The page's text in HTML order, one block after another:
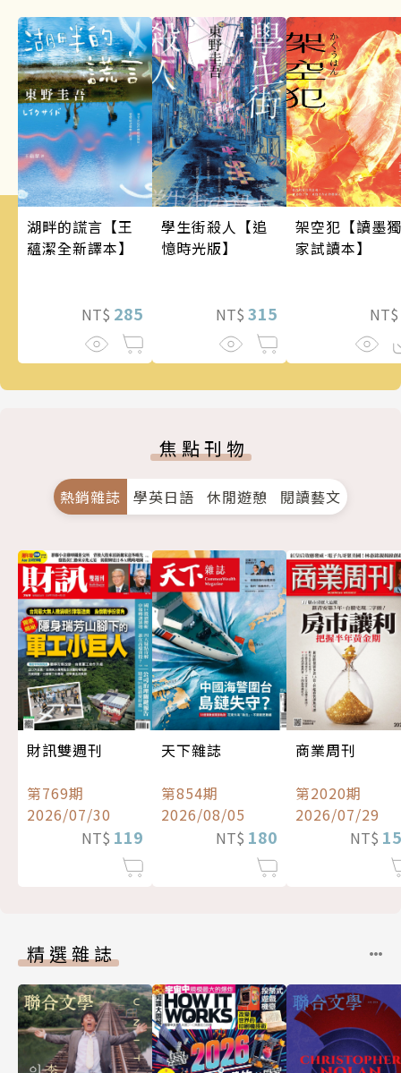
湖畔的謊言【王
蘊潔全新譯本】
NT$ 285
學生街殺人【追
憶時光版】
NT$ 315
架空犯【讀墨獨
家試讀本】
NT$
焦點刊物
熱銷雜誌 學英日語 休閒遊憩 閱讀藝文
財訊雙週刊
第769期
2026/07/30
NT$ 119
天下雜誌
第854期
2026/08/05
NT$ 180
商業周刊
第2020期
2026/07/29
NT$
精選雜誌